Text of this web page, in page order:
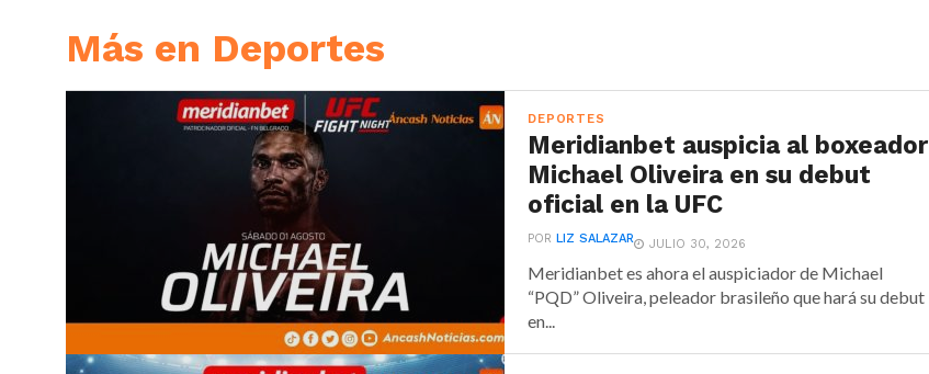
Más en Deportes
DEPORTES
Meridianbet auspicia al boxeador
Michael Oliveira en su debut
oficial en la UFC
POR LIZ SALAZAR JULIO 30, 2026
Meridianbet es ahora el auspiciador de Michael
“PQD” Oliveira, peleador brasileño que hará su debut
en...